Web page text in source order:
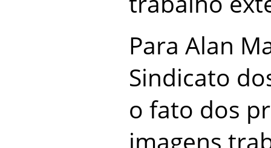
Para Alan
Sindicato
o fato dos
imagens